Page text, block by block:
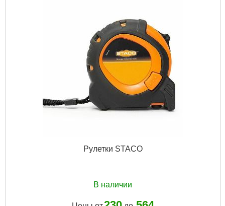
Рулетки STACO
В наличии